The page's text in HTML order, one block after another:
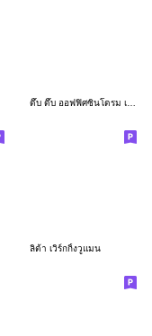
ดึ๊บ ดึ๊บ ออฟฟิศซินโดรม เจ็ด
ลิต้า เวิร์กกิ้งวูแมน